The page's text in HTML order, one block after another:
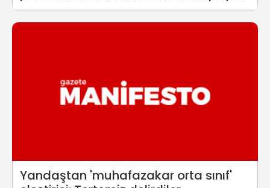
var
Yandaştan 'muhafazakar orta sınıf'